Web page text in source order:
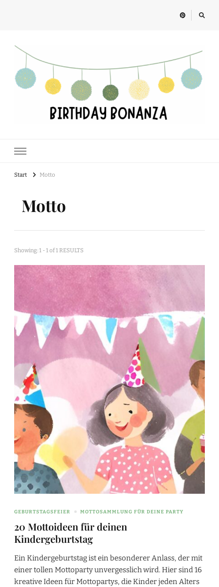
Start Motto
Motto
Showing: 1 - 1 of 1 RESULTS
GEBURTSTAGSFEIER MOTTOSAMMLUNG FÜR DEINE PARTY
20 Mottoideen für deinen
Kindergeburtstag
Ein Kindergeburtstag ist ein besonderer Anlass, der mit
einer tollen Mottoparty unvergesslich wird. Hier sind 16
kreative Ideen für Mottopartys, die Kinder jeden Alters